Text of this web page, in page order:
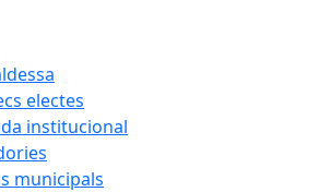
electes
institucional
municipals